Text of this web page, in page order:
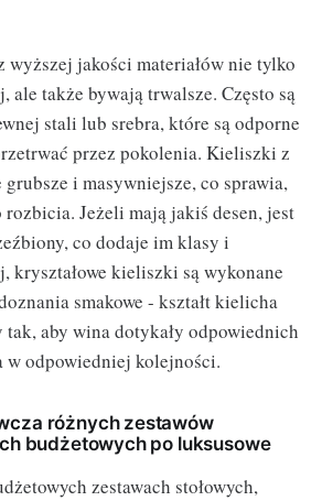
wyższej jakości materiałów nie tylko
ale także bywają trwalsze. Często są
stali lub srebra, które są odporne
przez pokolenia. Kieliszki z
i masywniejsze, co sprawia,
rozbicia. Jeżeli mają jakiś desen, jest
co dodaje im klasy i
kryształowe kieliszki są wykonane
smakowe - kształt kielicha
aby wina dotykały odpowiednich
w odpowiedniej kolejności.
różnych zestawów
budżetowych po luksusowe
zestawach stołowych,